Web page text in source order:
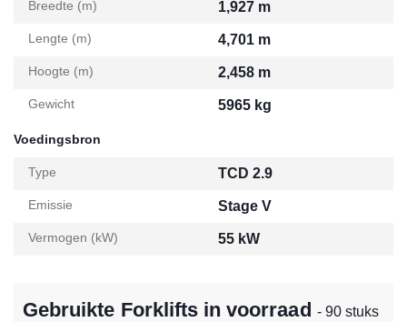
Breedte (m) 1,927 m
Lengte (m) 4,701 m
Hoogte (m) 2,458 m
Gewicht 5965 kg
Voedingsbron
Type TCD 2.9
Emissie Stage V
Vermogen (kW) 55 kW
Gebruikte Forklifts in voorraad - 90 stuks